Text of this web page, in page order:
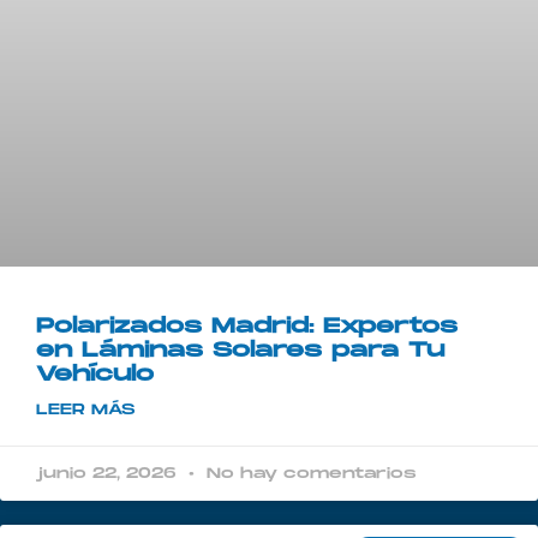
Polarizados Madrid: Expertos
en Láminas Solares para Tu
Vehículo
LEER MÁS
junio 22, 2026 No hay comentarios